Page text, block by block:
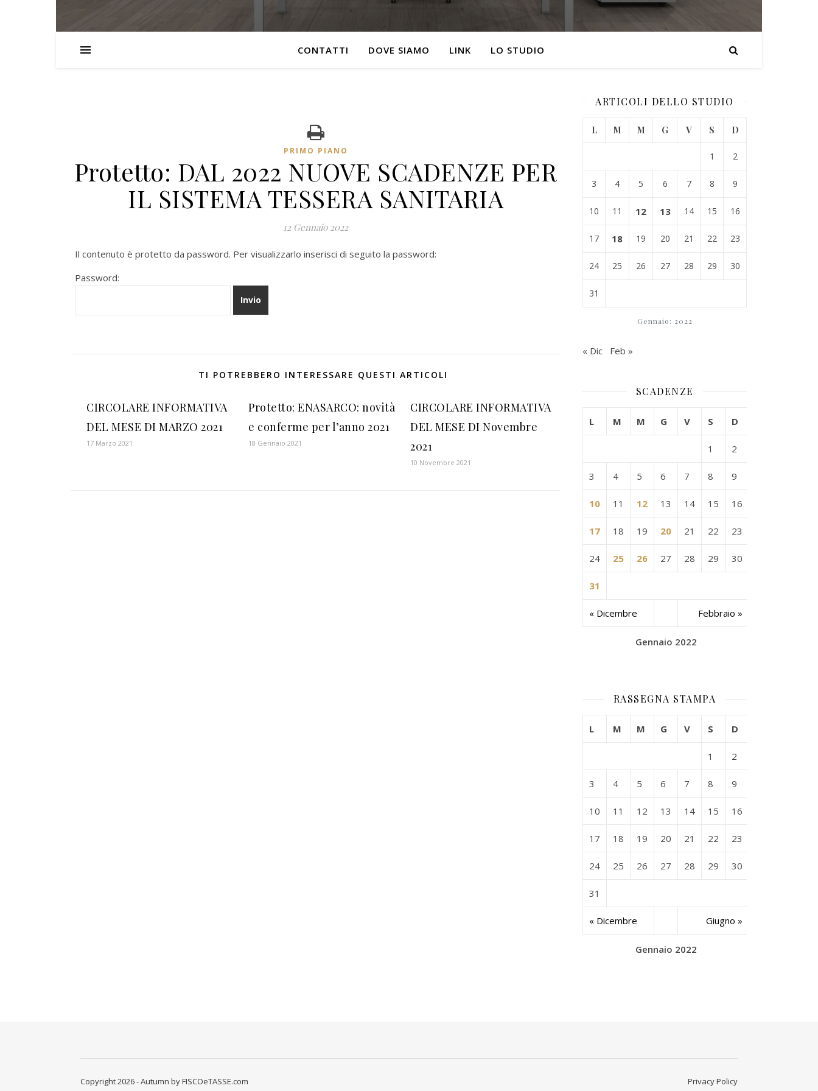
CONTATTI DOVE SIAMO LINK LO STUDIO
PRIMO PIANO
Protetto: DAL 2022 NUOVE SCADENZE PER
IL SISTEMA TESSERA SANITARIA
12 Gennaio 2022
Il contenuto è protetto da password. Per visualizzarlo inserisci di seguito la password:
Password:
TI POTREBBERO INTERESSARE QUESTI ARTICOLI
CIRCOLARE INFORMATIVA
DEL MESE DI MARZO 2021
17 Marzo 2021
Protetto: ENASARCO: novità
e conferme per l’anno 2021
18 Gennaio 2021
CIRCOLARE INFORMATIVA
DEL MESE DI Novembre
2021
10 Novembre 2021
ARTICOLI DELLO STUDIO
Gennaio: 2022
L M M G V S D
1 2
3 4 5 6 7 8 9
10 11 12 13 14 15 16
17 18 19 20 21 22 23
24 25 26 27 28 29 30
31
« Dic Feb »
SCADENZE
Gennaio 2022
L M M G V S D
« Dicembre Febbraio »
1 2
3 4 5 6 7 8 9
10 11 12 13 14 15 16
17 18 19 20 21 22 23
24 25 26 27 28 29 30
31
RASSEGNA STAMPA
Gennaio 2022
L M M G V S D
« Dicembre Giugno »
1 2
3 4 5 6 7 8 9
10 11 12 13 14 15 16
17 18 19 20 21 22 23
24 25 26 27 28 29 30
31
Privacy Policy
Copyright 2026 - Autumn by FISCOeTASSE.com